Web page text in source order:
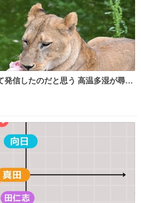
のだと思う 高温多湿が尋常
早急に飼育の環境を見直して 動物の
すよ
ら個体の識別は出来ません